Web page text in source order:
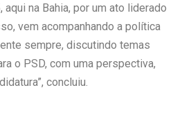
na Bahia, por um ato liderado
vem acompanhando a política
sempre, discutindo temas
o PSD, com uma perspectiva,
concluiu.